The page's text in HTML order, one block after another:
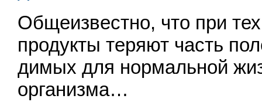
Общеизвестно, что при
продукты теря­ют часть
димых для нормальной
организма…